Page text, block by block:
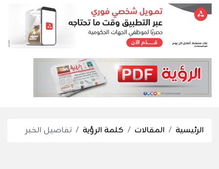
الرئيسية المقالات كلمة الرؤية تفاصيل الخبر